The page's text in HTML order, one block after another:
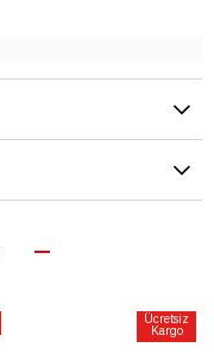
Ücretsiz
Kargo